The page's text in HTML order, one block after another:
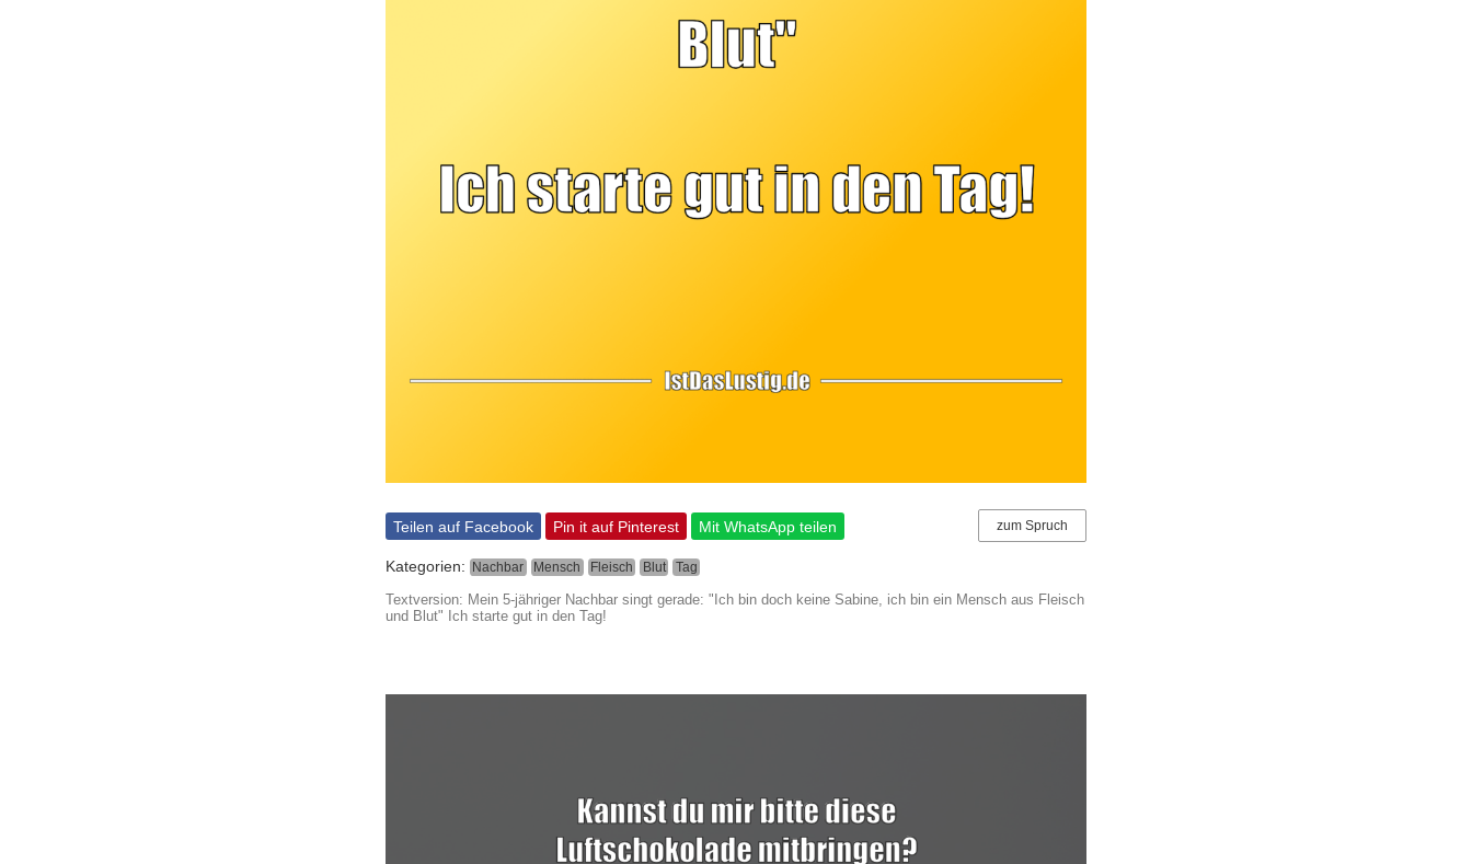
zum Spruch
Teilen auf Facebook Pin it auf Pinterest Mit WhatsApp teilen
Kategorien: Nachbar Mensch Fleisch Blut Tag
Textversion: Mein 5-jähriger Nachbar singt gerade: "Ich bin doch keine Sabine, ich bin ein Mensch aus Fleisch
und Blut" Ich starte gut in den Tag!